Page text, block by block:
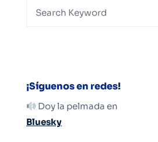
¡Síguenos en redes!
Doy la pelmada en
Bluesky